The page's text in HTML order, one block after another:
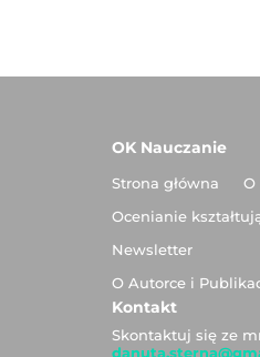
OK Nauczanie
Strona główna
O
Ocenianie
Newsletter
O Autorce i
Kontakt
Skontaktuj się ze